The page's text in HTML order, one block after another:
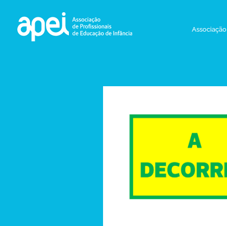
Associação